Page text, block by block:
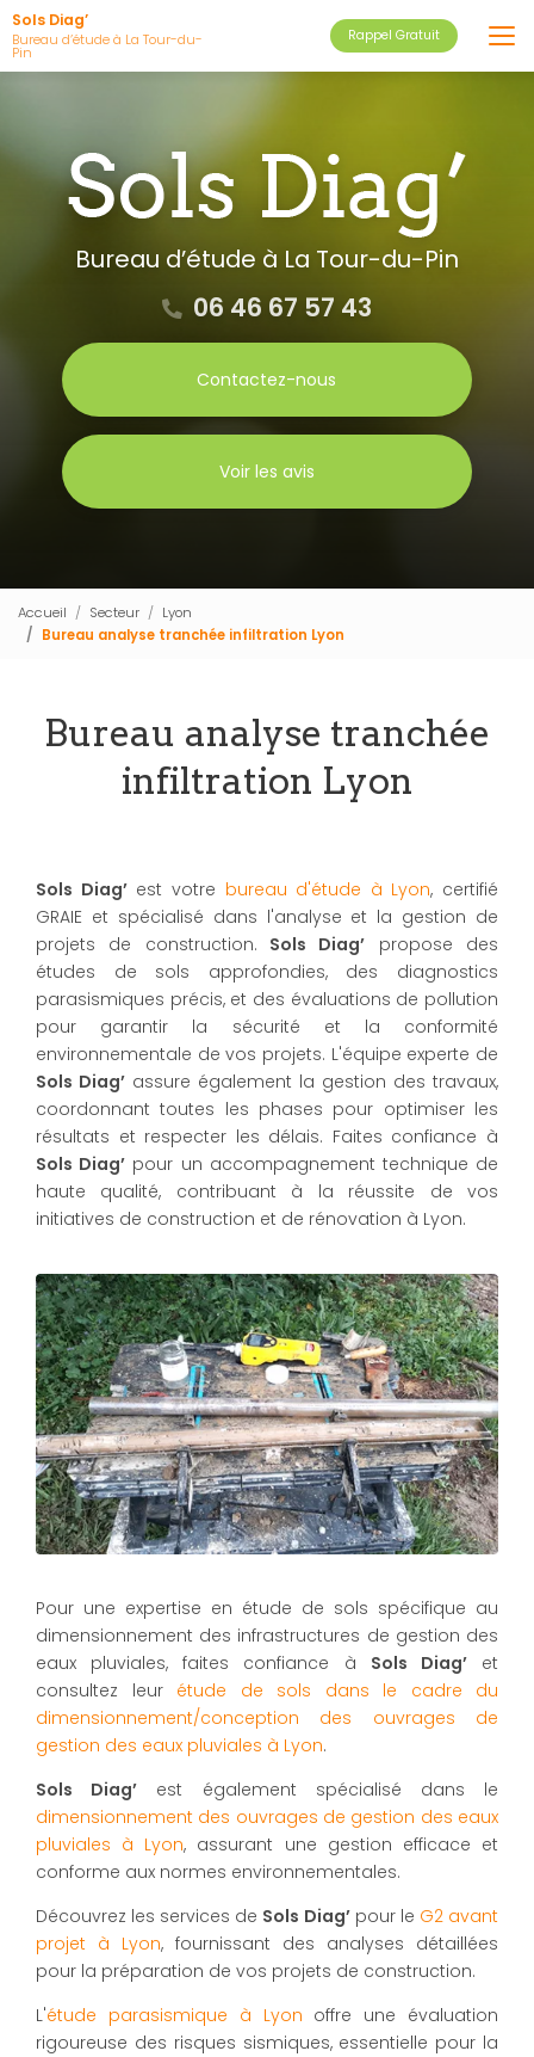
Aller
au
contenu
Sols Diag’
Bureau d’étude à La Tour-du-
Pin
Rappel Gratuit
Bureau d’étude à La Tour-du-Pin
06 46 67 57 43
Contactez-nous
Voir les avis
Accueil Secteur
Lyon
Bureau analyse tranchée infiltration Lyon
Bureau analyse tranchée
infiltration Lyon
Sols Diag’est votre bureau d'étude à Lyon, certifié
GRAIE et spécialisé dans l'analyse et la gestion de
projets de construction. Sols Diag’ propose des
études de sols approfondies, des diagnostics
parasismiques précis, et des évaluations de pollution
pour garantir la sécurité et la conformité
environnementale de vos projets. L'équipe experte de
Sols Diag’ assure également la gestion des travaux,
coordonnant toutes les phases pour optimiser les
résultats et respecter les délais. Faites confiance à
Sols Diag’ pour un accompagnement technique de
haute qualité, contribuant à la réussite de vos
initiatives de construction et de rénovation à Lyon.
Pour une expertise en étude de sols spécifique au
dimensionnement des infrastructures de gestion des
eaux pluviales, faites confiance à Sols Diag’et
consultez leur étude de sols dans le cadre du
dimensionnement/conception des ouvrages de
gestion des eaux pluviales à Lyon.
Sols Diag’ est également spécialisé dans le
dimensionnement des ouvrages de gestion des eaux
pluviales à Lyon, assurant une gestion efficace et
conforme aux normes environnementales.
Découvrez les services de Sols Diag’pour le G2 avant
projet à Lyon, fournissant des analyses détaillées
pour la préparation de vos projets de construction.
L'étude parasismique à Lyon offre une évaluation
rigoureuse des risques sismiques, essentielle pour la